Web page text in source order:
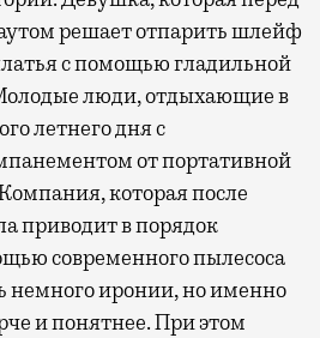
решает отпарить шлейф
с помощью гладильной
люди, отдыхающие в
летнего дня с
от портативной
которая после
приводит в порядок
современного пылесоса
немного иронии, но именно
и понятнее. При этом